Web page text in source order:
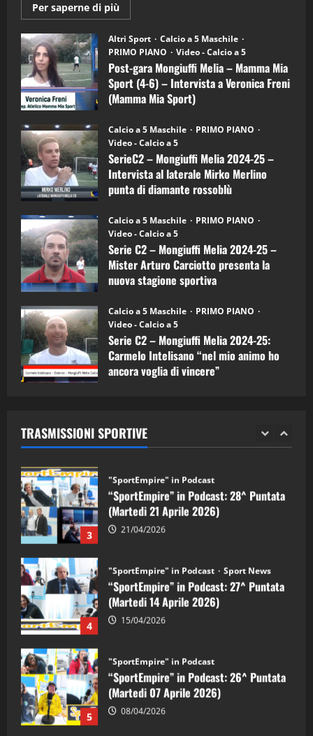
Per saperne di più
informazioni
Post-
gara
Mongiuffi
Melia
–
Mamma
Mia
Sport
6)
–
Intervista
a
mister
Arturo
Carciotto
(Mongiuffi
Altri Sport
Calcio a 5 Maschile
PRIMO PIANO
Video - Calcio a 5
Post-gara Mongiuffi Melia – Mamma Mia
Sport (4-6) – Intervista a Veronica Freni
(Mamma Mia Sport)
Calcio a 5 Maschile
PRIMO PIANO
Video - Calcio a 5
SerieC2 – Mongiuffi Melia 2024-25 –
Intervista al laterale Mirko Merlino
punta di diamante rossoblù
Calcio a 5 Maschile
PRIMO PIANO
Video - Calcio a 5
Serie C2 – Mongiuffi Melia 2024-25 –
Mister Arturo Carciotto presenta la
nuova stagione sportiva
Calcio a 5 Maschile
PRIMO PIANO
Video - Calcio a 5
Serie C2 – Mongiuffi Melia 2024-25:
Carmelo Intelisano “nel mio animo ho
ancora voglia di vincere”
TRASMISSIONI SPORTIVE
3
"SportEmpire" in Podcast
“SportEmpire” in Podcast: 28^ Puntata
(Martedi 21 Aprile 2026)
21/04/2026
4
“SportEmpire” in Podcast: 27^ Puntata
(Martedi 14 Aprile 2026)
15/04/2026
5
“SportEmpire” in Podcast: 26^ Puntata
(Martedi 07 Aprile 2026)
08/04/2026
1
“SportEmpire” in Podcast: 30^ Puntata
(Martedi 05 Maggio 2026)
08/05/2026
2 28/04/2026
3
"SportEmpire" in Podcast
“SportEmpire” in Podcast: 28^ Puntata
(Martedi 21 Aprile 2026)
21/04/2026
4
"SportEmpire" in Podcast Sport News
“SportEmpire” in Podcast: 27^ Puntata
(Martedi 14 Aprile 2026)
15/04/2026
5
"SportEmpire" in Podcast
“SportEmpire” in Podcast: 26^ Puntata
(Martedi 07 Aprile 2026)
08/04/2026